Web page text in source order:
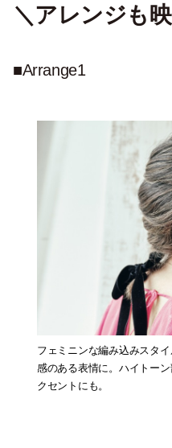
＼アレンジも
■Arrange1
フェミニンな編み込みスタ
感のある表情に。ハイトー
クセントにも。